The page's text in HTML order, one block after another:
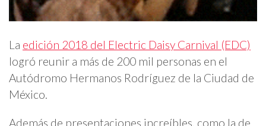
La edición 2018 del Electric Daisy Carnival (EDC)
logró reunir a más de 200 mil personas en el
Autódromo Hermanos Rodríguez de la Ciudad de
México.
Además de presentaciones increíbles, como la de